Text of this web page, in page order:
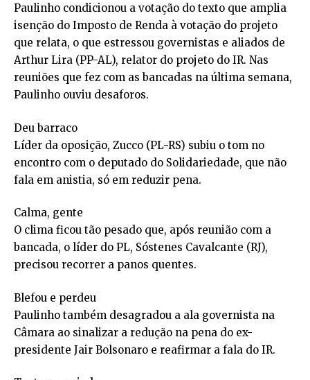
Paulinho condicionou a votação do texto que amplia
isenção do Imposto de Renda à votação do projeto
que relata, o que estressou governistas e aliados de
Arthur Lira (PP-AL), relator do projeto do IR. Nas
reuniões que fez com as bancadas na última semana,
Paulinho ouviu desaforos.
Deu barraco
Líder da oposição, Zucco (PL-RS) subiu o tom no
encontro com o deputado do Solidariedade, que não
fala em anistia, só em reduzir pena.
Calma, gente
O clima ficou tão pesado que, após reunião com a
bancada, o líder do PL, Sóstenes Cavalcante (RJ),
precisou recorrer a panos quentes.
Blefou e perdeu
Paulinho também desagradou a ala governista na
Câmara ao sinalizar a redução na pena do ex-
presidente Jair Bolsonaro e reafirmar a fala do IR.